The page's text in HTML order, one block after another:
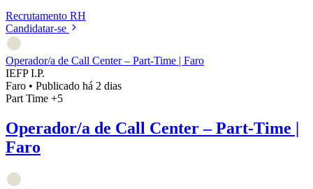
Recrutamento RH
Candidatar-se
Operador/a de Call Center – Part-Time | Faro
IEFP I.P.
Faro • Publicado há 2 dias
Part Time +5
Operador/a de Call Center – Part-Time |
Faro